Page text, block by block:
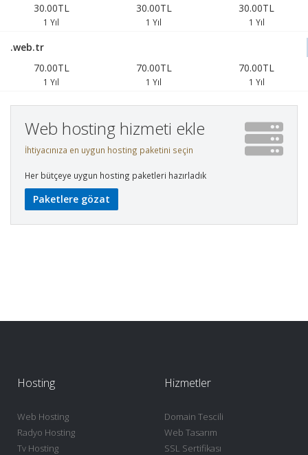
30.00TL
1 Yıl
30.00TL
1 Yıl
30.00TL
1 Yıl
.web.tr
70.00TL
1 Yıl
70.00TL
1 Yıl
70.00TL
1 Yıl
Web hosting hizmeti ekle
İhtiyacınıza en uygun hosting paketini seçin
Her bütçeye uygun hosting paketleri hazırladık
Paketlere gözat
Hosting
Web Hosting
Radyo Hosting
Tv Hosting
Hizmetler
Domain Tescili
Web Tasarım
SSL Sertifikası